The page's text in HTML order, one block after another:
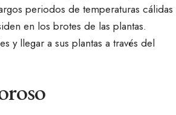
periodos de temperaturas cálidas
en los brotes de las plantas.
y llegar a sus plantas a través del